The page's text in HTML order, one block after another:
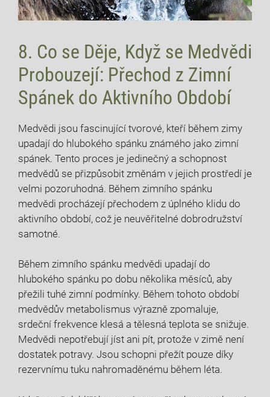
8. Co se⁣ Děje, Když se Medvědi
Probouzejí: Přechod z Zimní
Spánek do Aktivního ‍Období
Medvědi jsou fascinující tvorové, kteří během zimy
upadají do hlubokého spánku známého jako zimní
spánek. ‍Tento proces je jedinečný a schopnost
medvědů se přizpůsobit změnám ​v⁣ jejich prostředí je
⁤velmi pozoruhodná.‌ Během zimního spánku
medvědi procházejí přechodem z​ úplného klidu do
aktivního ‍období, což je neuvěřitelné ⁣dobrodružství
⁣samotné.
Během zimního spánku medvědi upadají do
hlubokého spánku po dobu několika měsíců,‌ aby
přežili tuhé zimní podmínky. ‍Během tohoto období
medvědův metabolismus výrazně zpomaluje,​
srdeční frekvence ⁢klesá a‍ tělesná teplota se‌ snižuje.
Medvědi nepotřebují jíst ani pít, ⁢protože v zimě není​
dostatek potravy. Jsou schopni přežít pouze díky
rezervnímu tuku nahromaděnému⁤ během léta.